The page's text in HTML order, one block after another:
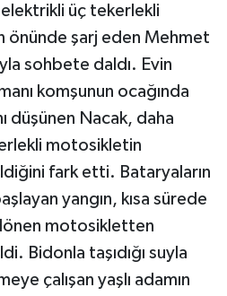
üç tekerlekli
önünde şarj eden Mehmet
sohbete daldı. Evin
komşunun ocağında
düşünen Nacak, daha
motosikletin
fark etti. Bataryaların
yangın, kısa sürede
motosikletten
Bidonla taşıdığı suyla
çalışan yaşlı adamın